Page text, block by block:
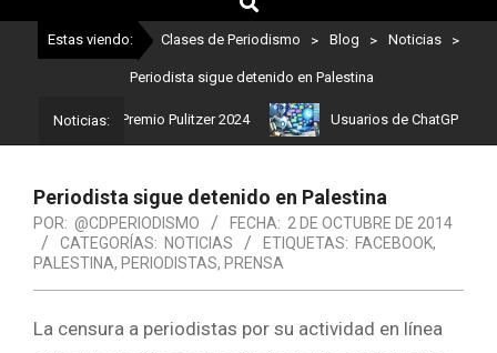
Estas viendo: Clases de Periodismo > Blog > Noticias >
Periodista sigue detenido en Palestina
Noticias:
del Premio Pulitzer 2024 Usuarios de ChatGPT
Periodista sigue detenido en Palestina
POR: @CDPERIODISMO FECHA: 2 DE OCTUBRE DE 2014
CATEGORÍAS: NOTICIAS ETIQUETAS: FACEBOOK,
PALESTINA, PERIODISTAS, PRENSA
La censura a periodistas por su actividad en línea